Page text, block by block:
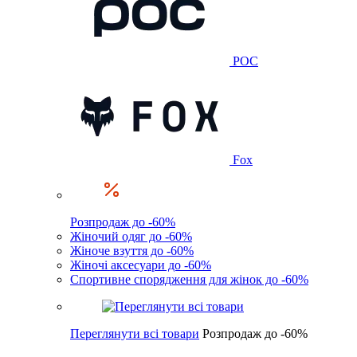
POC
Fox
Розпродаж до -60%
Жіночий одяг до -60%
Жіноче взуття до -60%
Жіночі аксесуари до -60%
Спортивне спорядження для жінок до -60%
Переглянути всі товари Розпродаж до -60%